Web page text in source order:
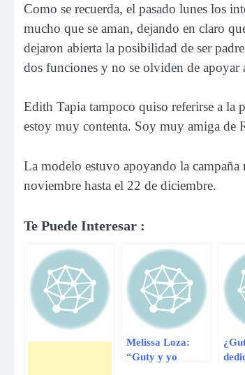
Como se recuerda, el pasado lunes los
mucho que se aman, dejando en claro
dejaron abierta la posibilidad de ser
dos funciones y no se olviden de apoyar
Edith Tapia tampoco quiso referirse a la
estoy muy contenta. Soy muy amiga de
La modelo estuvo apoyando la campaña
noviembre hasta el 22 de diciembre.
Te Puede Interesar :
Melissa Loza:
“Guty y yo